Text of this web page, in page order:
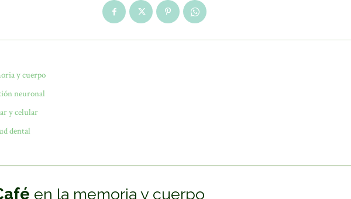
y cuerpo
neuronal
y celular
dental
en la memoria y cuerpo